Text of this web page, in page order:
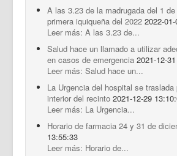
A las 3.23 de la madrugada del 1
primera iquiqueña del 2022 2022-
Leer más: A las 3.23 de...
Salud hace un llamado a utilizar
en casos de emergencia 2021-12-
Leer más: Salud hace un...
La Urgencia del hospital se traslada
interior del recinto 2021-12-29
Leer más: La Urgencia...
Horario de farmacia 24 y 31 de
13:55:33
Leer más: Horario de...